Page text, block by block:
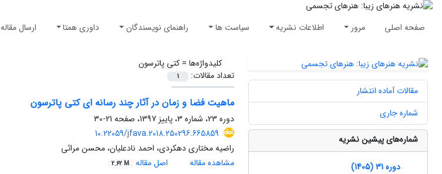
صفحه اصلی مرور اطلاعات نشریه سیاست ها راهنمای نویسندگان داوری همتا ارسال مقاله
کلیدواژه‌ها =کتی پاترسون
تعداد مقالات:
1
ماهیت فضا و زمان در آثار چند رسانه ای کتی پاترسون
دوره 23، شماره 3، پاییز 1397، صفحه
21-30
10.22059/jfava.2018.250296.665859
راضیه مختاری دهکردی، احمد نادعلیان، محسن مراثی
مشاهده مقاله
اصل مقاله 2.62 M
مقالات آماده انتشار
شماره جاری
شماره‌های پیشین نشریه
دوره 31 (1405)